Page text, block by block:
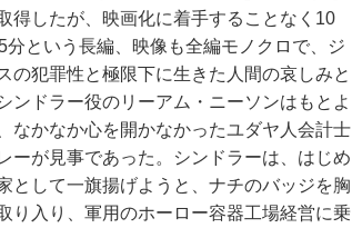
得したが、映画化に着手することなく10
という長編、映像も全編モノクロで、ジ
の犯罪性と極限下に生きた人間の哀しみと
ンドラー役のリーアム・ニーソンはもとよ
なかなか心を開かなかったユダヤ人会計士
ーが見事であった。シンドラーは、はじめ
として一旗揚げようと、ナチのバッジを胸
り入り、軍用のホーロー容器工場経営に乗